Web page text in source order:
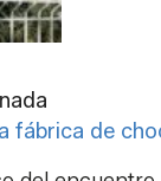
fábrica de